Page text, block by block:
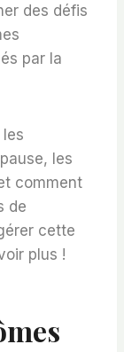
des défis
par la
les
comment
de
cette
plus !